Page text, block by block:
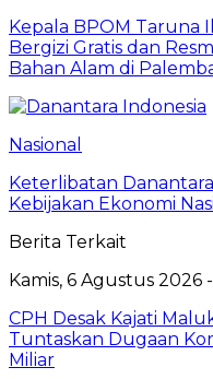
Kepala BPOM Taruna
Bergizi Gratis dan
Bahan Alam di
Nasional
Keterlibatan
Kebijakan Ekonomi
Berita Terkait
Kamis, 6 Agustus 2026
CPH Desak Kajati
Tuntaskan Dugaan
Miliar